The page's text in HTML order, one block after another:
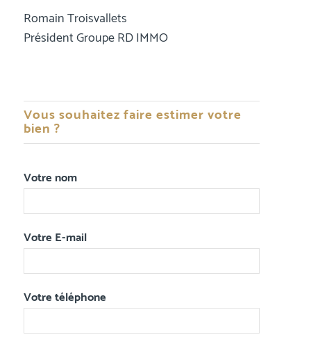
Romain Troisvallets
Président Groupe RD IMMO
Vous souhaitez faire estimer votre
bien ?
Votre nom
Votre E-mail
Votre téléphone